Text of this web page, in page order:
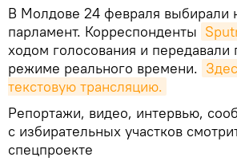
В Молдове 24 февраля выбирали
парламент. Корреспонденты
ходом голосования и передавали
режиме реального времени.
текстовую трансляцию.
Репортажи, видео, интервью,
с избирательных участков
спецпроекте